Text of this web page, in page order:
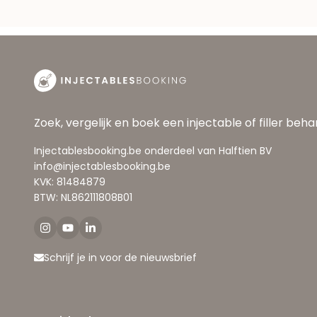
Zoek, vergelijk en boek een injectable of filler
Injectablesbooking.be onderdeel van Halftien BV
info@injectablesbooking.be
KVK: 81484879
BTW: NL862111808B01
Schrijf je in voor de nieuwsbrief